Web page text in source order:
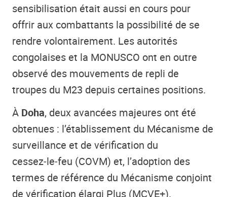
sensibilisation était aussi en cours pour
offrir aux combattants la possibilité de se
rendre volontairement. Les autorités
congolaises et la MONUSCO ont en outre
observé des mouvements de repli de
troupes du M23 depuis certaines positions.
À Doha, deux avancées majeures ont été
obtenues : l’établissement du Mécanisme de
surveillance et de vérification du
cessez‑le‑feu (COVM) et, l’adoption des
termes de référence du Mécanisme conjoint
de vérification élargi Plus (MCVE+).